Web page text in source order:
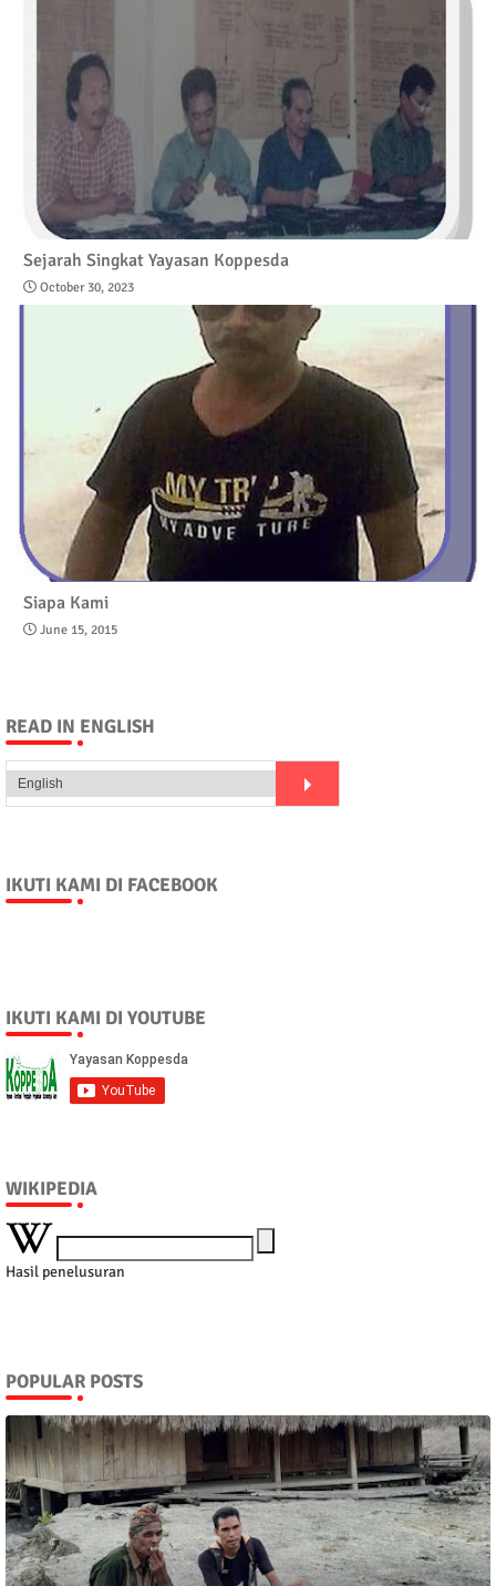
Sejarah Singkat Yayasan Koppesda
October 30, 2023
Siapa Kami
June 15, 2015
READ IN ENGLISH
IKUTI KAMI DI FACEBOOK
IKUTI KAMI DI YOUTUBE
WIKIPEDIA
Hasil penelusuran
POPULAR POSTS